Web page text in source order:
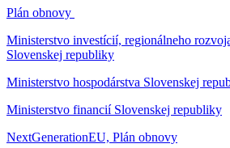
Plán obnovy
Ministerstvo investícií, regionálneho
Slovenskej republiky
Ministerstvo hospodárstva Slovenskej
Ministerstvo financií Slovenskej republiky
NextGenerationEU, Plán obnovy